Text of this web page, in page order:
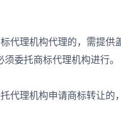
理机构代理的，需提供
委托商标代理机构进行。
理机构申请商标转让的